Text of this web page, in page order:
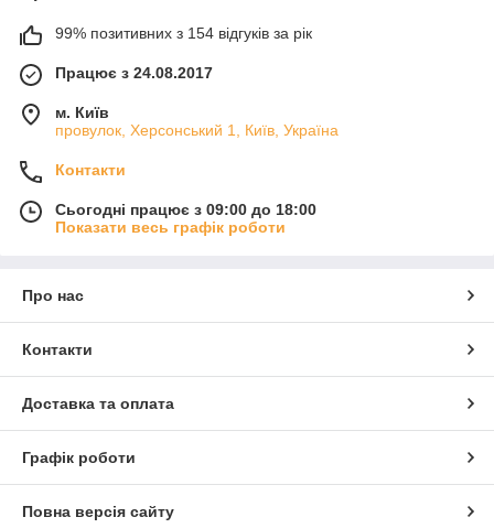
99% позитивних з 154 відгуків за рік
Працює з 24.08.2017
м. Київ
провулок, Херсонський 1, Київ, Україна
Контакти
Сьогодні працює з 09:00 до 18:00
Показати весь графік роботи
Про нас
Контакти
Доставка та оплата
Графік роботи
Повна версія сайту